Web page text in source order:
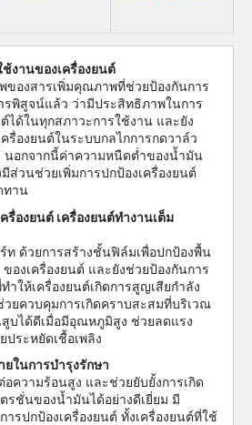
งานของเครื่องยนต์
ของสารเพิ่มคุณภาพที่ช่วยป้องกันการ
รพิสูจน์แล้ว ว่ามีประสิทธิภาพในการ
ได้ในทุกสภาวะการใช้งาน และยัง
รื่องยนต์ในระบบกลไกการกดวาล์ว
นอกจากนี้ค่าความหนืดต่ำของน้ำมัน
ส่วนช่วยเพิ่มการปกป้องเครื่องยนต์
ทาน
รื่องยนต์ เครื่องยนต์ทำงานเต็ม
ท ด้วยการสร้างชั้นฟิล์มเพื่อปกป้องพื้น
องเครื่องยนต์ และยังช่วยป้องกันการ
ำให้เครื่องยนต์เกิดการสูญเสียกำลัง
ยควบคุมการเกิดคราบสะสมที่บริเวณ
บได้ดีเมื่อมีอุณหภูมิสูง ช่วยลดแรง
ประหยัดเชื้อเพลิง
ในการบำรุงรักษา
ความร้อนสูง และช่วยยับยั้งการเกิด
รชั่นของน้ำมันได้อย่างดีเยี่ยม มี
รปกป้องเครื่องยนต์ ทั้งเครื่องยนต์ที่ใช้